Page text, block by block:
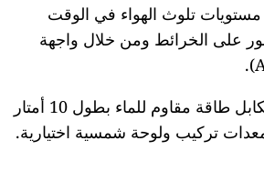
تلوث الهواء في الوقت
على الخرائط ومن خلال واجهة
تأتي المحطة مزودة بكابل طاقة مقاوم للماء بطول 10 أمتار